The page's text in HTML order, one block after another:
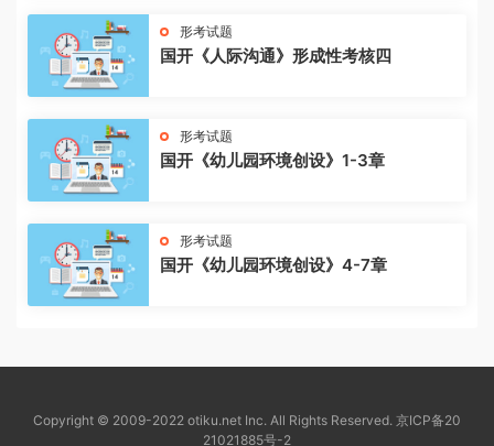
形考试题
国开《人际沟通》形成性考核四
形考试题
国开《幼儿园环境创设》1-3章
形考试题
国开《幼儿园环境创设》4-7章
Copyright © 2009-2022 otiku.net Inc. All Rights Reserved. 京ICP备20
21021885号-2